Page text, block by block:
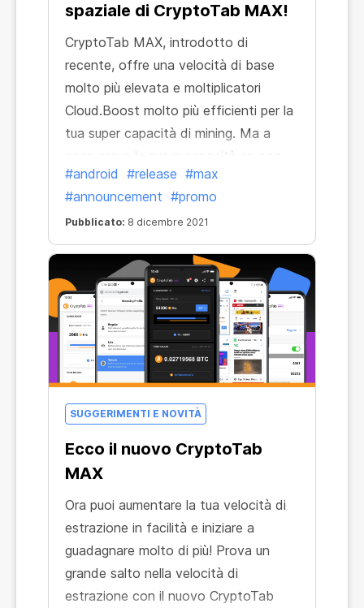
spaziale di CryptoTab MAX!
CryptoTab MAX, introdotto di
recente, offre una velocità di base
molto più elevata e moltiplicatori
Cloud.Boost molto più efficienti per la
tua super capacità di mining. Ma a
cosa serve la super capacità se non
può essere condivisa con tutti? In
occasione delle prossime festività
natalizie, CryptoTab si è superato e ha
fornito l'accesso alla prova gratuita di
CryptoTab MAX, il nostro browser più
all'avanguardia!
#android #release #max
#announcement #promo
Pubblicato: 8 dicembre 2021
SUGGERIMENTI E NOVITÀ
Ecco il nuovo CryptoTab
MAX
Ora puoi aumentare la tua velocità di
estrazione in facilità e iniziare a
guadagnare molto di più! Prova un
grande salto nella velocità di
estrazione con il nuovo CryptoTab